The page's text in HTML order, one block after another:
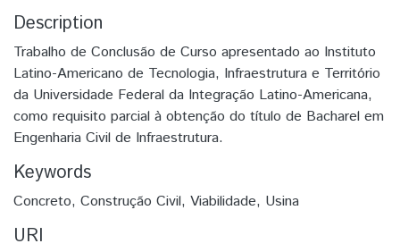
Description
Trabalho de Conclusão de Curso apresentado ao Instituto
Latino-Americano de Tecnologia, Infraestrutura e Território
da Universidade Federal da Integração Latino-Americana,
como requisito parcial à obtenção do título de Bacharel em
Engenharia Civil de Infraestrutura.
Keywords
Concreto, Construção Civil, Viabilidade, Usina
URI